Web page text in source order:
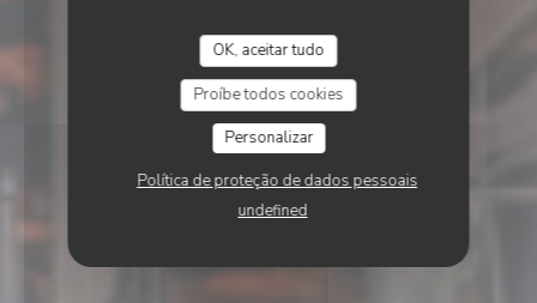
OK, aceitar tudo
Proíbe todos cookies
Personalizar
Política de proteção de dados pessoais
undefined